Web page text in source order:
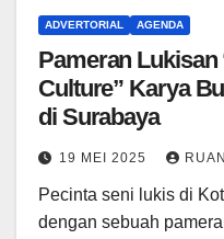
ADVERTORIAL AGENDA
Pameran Lukisan
Culture” Karya
di Surabaya
19 MEI 2025
Pecinta seni lukis di
dengan sebuah